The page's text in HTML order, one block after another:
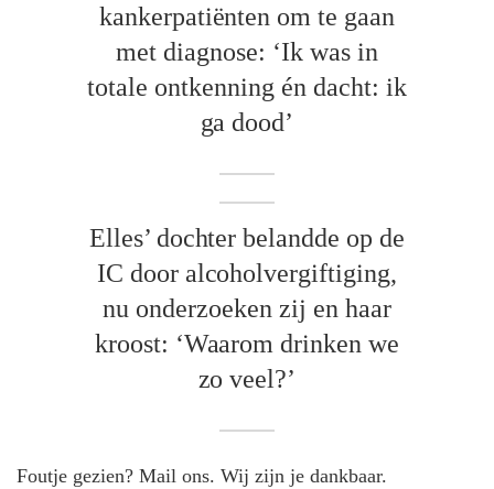
kankerpatiënten om te gaan
met diagnose: ‘Ik was in
totale ontkenning én dacht: ik
ga dood’
Elles’ dochter belandde op de
IC door alcoholvergiftiging,
nu onderzoeken zij en haar
kroost: ‘Waarom drinken we
zo veel?’
Foutje gezien? Mail ons. Wij zijn je dankbaar.